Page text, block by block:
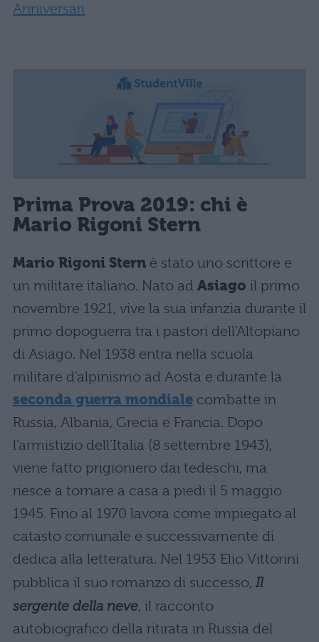
Anniversari
Prima Prova 2019: chi è
Mario Rigoni Stern
Mario Rigoni Stern è stato uno scrittore e
un militare italiano. Nato ad Asiago il primo
novembre 1921, vive la sua infanzia durante il
primo dopoguerra tra i pastori dell’Altopiano
di Asiago. Nel 1938 entra nella scuola
militare d’alpinismo ad Aosta e durante la
seconda guerra mondialecombatte in
Russia, Albania, Grecia e Francia. Dopo
l’armistizio dell’Italia (8 settembre 1943),
viene fatto prigioniero dai tedeschi, ma
riesce a tornare a casa a piedi il 5 maggio
1945. Fino al 1970 lavora come impiegato al
catasto comunale e successivamente di
dedica alla letteratura. Nel 1953 Elio Vittorini
pubblica il suo romanzo di successo, Il
sergente della neve, il racconto
autobiografico della ritirata in Russia del